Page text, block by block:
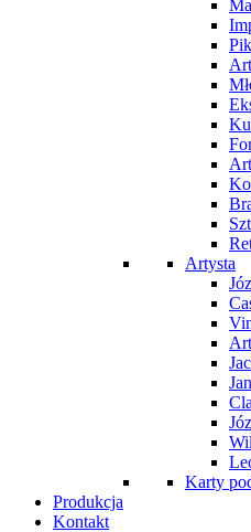
Artysta
Karty
Produkcja
Kontakt